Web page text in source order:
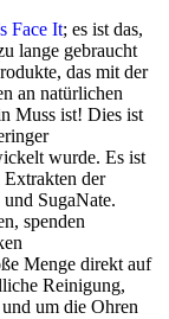
Face It; es ist das,
lange gebraucht
das mit der
an natürlichen
Muss ist! Dies ist
wurde. Es ist
der
SugaNate.
spenden
Menge direkt auf
Reinigung,
um die Ohren